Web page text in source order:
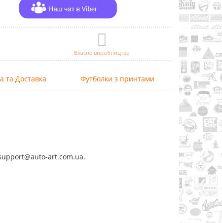
Власне виробництво
та Доставка Футболки з принтами
art.com.ua.